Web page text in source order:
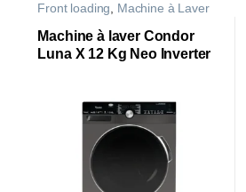
Front loading Machine à Laver
Machine à laver Condor
Luna X 12 Kg Neo Inverter